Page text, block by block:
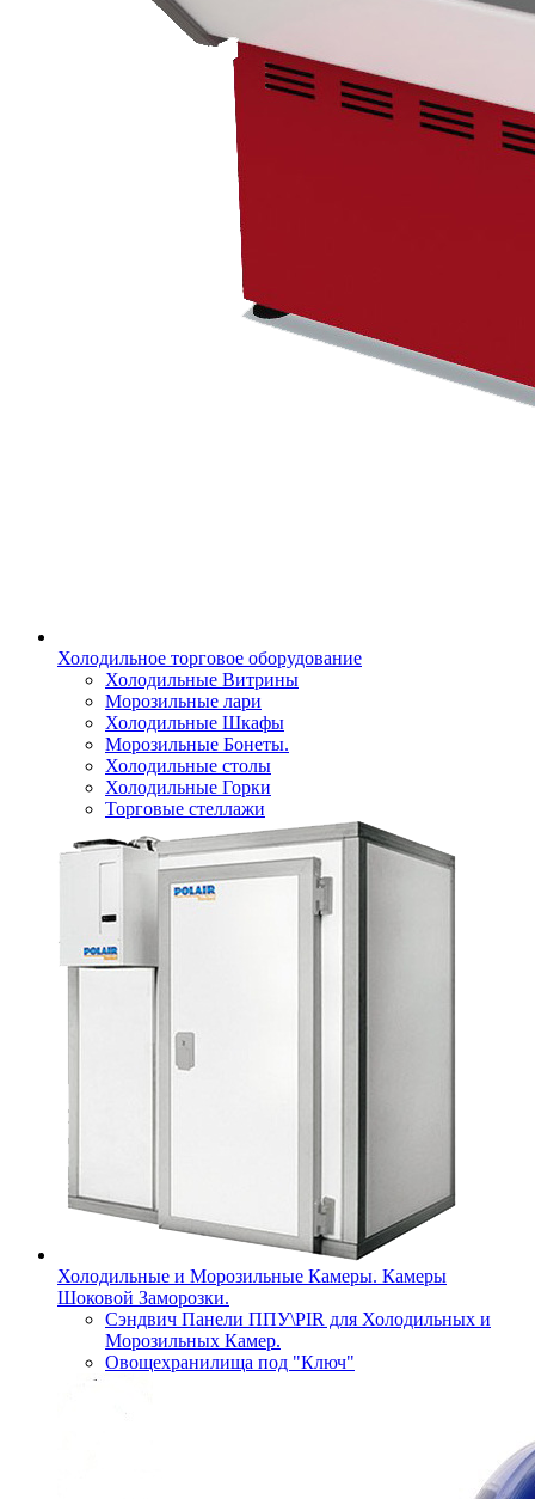
Холодильное торговое оборудование
Холодильные Витрины
Морозильные лари
Холодильные Шкафы
Морозильные Бонеты.
Холодильные столы
Холодильные Горки
Торговые стеллажи
Холодильные и Морозильные Камеры. Камеры
Шоковой Заморозки.
Сэндвич Панели ППУ\PIR для Холодильных и
Морозильных Камер.
Овощехранилища под "Ключ"